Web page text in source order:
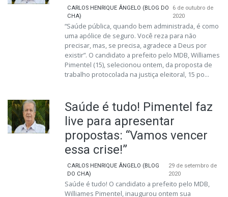
CARLOS HENRIQUE ÂNGELO (BLOG DO
CHA)
6 de outubro de
2020
“Saúde pública, quando bem administrada, é como
uma apólice de seguro. Você reza para não
precisar, mas, se precisa, agradece a Deus por
existir”. O candidato a prefeito pelo MDB, Williames
Pimentel (15), selecionou ontem, da proposta de
trabalho protocolada na justiça eleitoral, 15 po...
Saúde é tudo! Pimentel faz
live para apresentar
propostas: “Vamos vencer
essa crise!”
CARLOS HENRIQUE ÂNGELO (BLOG
DO CHA)
29 de setembro de
2020
Saúde é tudo! O candidato a prefeito pelo MDB,
Williames Pimentel, inaugurou ontem sua